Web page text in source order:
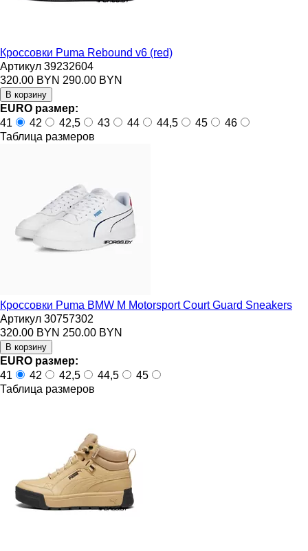
Кроссовки Puma Rebound v6 (red)
Артикул 39232604
320.00 BYN 290.00 BYN
EURO размер:
41
42 42,5 43 44 44,5 45
46
Таблица размеров
Кроссовки Puma BMW M Motorsport Court Guard Sneakers
Артикул 30757302
320.00 BYN 250.00 BYN
EURO размер:
41
42 42,5 44,5
45
Таблица размеров